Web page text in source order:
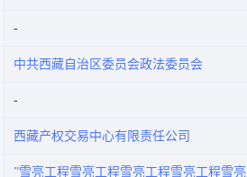
中共西藏自治区委员会政法委员会
西藏产权交易中心有限责任公司
”雪亮工程雪亮工程雪亮工程雪亮工程雪